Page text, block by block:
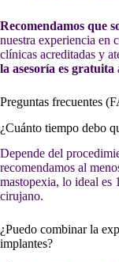
Recomendamos que
nuestra experiencia en
clínicas acreditadas y
la asesoría es gratuita
Preguntas frecuentes
¿Cuánto tiempo debo
Depende del
recomendamos al
mastopexia, lo ideal es
cirujano.
¿Puedo combinar la
implantes?